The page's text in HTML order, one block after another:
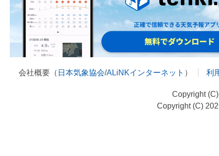
会社概要（ 日本気象協会/ALiNKインターネット ） 利
Copyright
Copyright (C)